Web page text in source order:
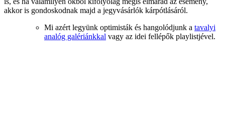
akkor is gondoskodnak majd a jegyvásárlók kárpótlásáról.
Mi azért legyünk optimisták és hangolódjunk a tavalyi
analóg galériánkkal vagy az idei fellépők playlistjével.